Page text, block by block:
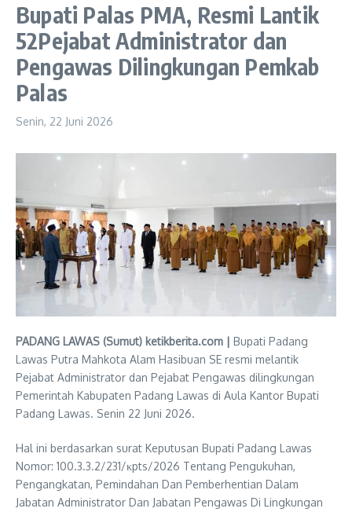
Bupati Palas PMA, Resmi Lantik
52Pejabat Administrator dan
Pengawas Dilingkungan Pemkab
Palas
Senin, 22 Juni 2026
PADANG LAWAS (Sumut) ketikberita.com | Bupati Padang
Lawas Putra Mahkota Alam Hasibuan SE resmi melantik
Pejabat Administrator dan Pejabat Pengawas dilingkungan
Pemerintah Kabupaten Padang Lawas di Aula Kantor Bupati
Padang Lawas. Senin 22 Juni 2026.
Hal ini berdasarkan surat Keputusan Bupati Padang Lawas
Nomor: 100.3.3.2/231/κpts/2026 Tentang Pengukuhan,
Pengangkatan, Pemindahan Dan Pemberhentian Dalam
Jabatan Administrator Dan Jabatan Pengawas Di Lingkungan